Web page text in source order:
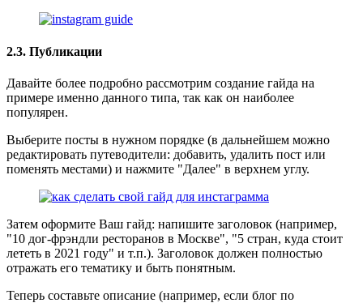
2.3. Публикации
Давайте более подробно рассмотрим создание гайда на
примере именно данного типа, так как он наиболее
популярен.
Выберите посты в нужном порядке (в дальнейшем можно
редактировать путеводители: добавить, удалить пост или
поменять местами) и нажмите "Далее" в верхнем углу.
Затем оформите Ваш гайд: напишите заголовок (например,
"10 дог-фрэндли ресторанов в Москве", "5 стран, куда стоит
лететь в 2021 году" и т.п.). Заголовок должен полностью
отражать его тематику и быть понятным.
Теперь составьте описание (например, если блог по